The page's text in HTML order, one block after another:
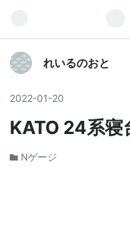
れいるのおと
2022-01-20
KATO 24系寝
Nゲージ